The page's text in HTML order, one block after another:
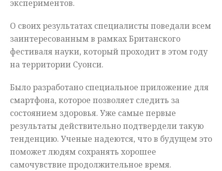
экспериментов.
О своих результатах специалисты поведали всем
заинтересованным в рамках Британского
фестиваля науки, который проходит в этом году
на территории Суонси.
Было разработано специальное приложение для
смартфона, которое позволяет следить за
состоянием здоровья. Уже самые первые
результаты действительно подтвердели такую
тенденцию. Ученые надеются, что в будущем это
поможет людям сохранять хорошее
самочувствие продолжительное время.